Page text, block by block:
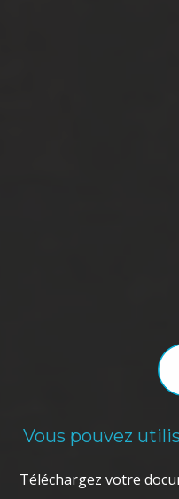
Vous pouvez
Téléchargez votre